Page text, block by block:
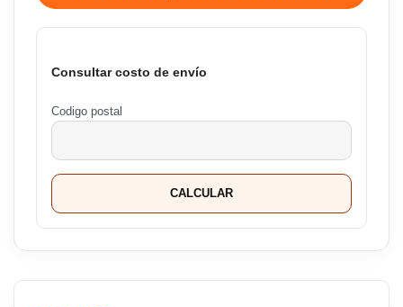
Consultar costo de envío
Codigo postal
CALCULAR